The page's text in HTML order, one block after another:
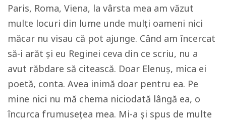
Paris, Roma, Viena, la vârsta mea am văzut
multe locuri din lume unde mulți oameni nici
măcar nu visau că pot ajunge. Când am încercat
să-i arăt și eu Reginei ceva din ce scriu, nu a
avut răbdare să citească. Doar Elenuș, mica ei
poetă, conta. Avea inimă doar pentru ea. Pe
mine nici nu mă chema niciodată lângă ea, o
încurca frumusețea mea. Mi-a și spus de multe